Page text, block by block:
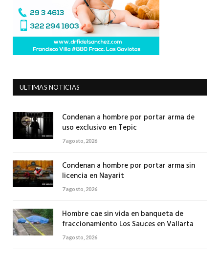
ULTIMAS NOTICIAS
Condenan a hombre por portar arma de
uso exclusivo en Tepic
7 agosto, 2026
Condenan a hombre por portar arma sin
licencia en Nayarit
7 agosto, 2026
Hombre cae sin vida en banqueta de
fraccionamiento Los Sauces en Vallarta
7 agosto, 2026